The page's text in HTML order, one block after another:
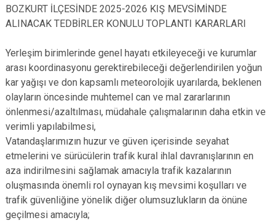
Cide
Devrekani
Doğanyurt
Seydiler
Tosya
BOZKURT İLÇESİNDE 2025-2026 KIŞ MEVSİMİNDE
ALINACAK TEDBİRLER KONULU TOPLANTI KARARLARI
Yerleşim birimlerinde genel hayatı etkileyeceği ve kurumlar
arası koordinasyonu gerektirebileceği değerlendirilen yoğun
kar yağışı ve don kapsamlı meteorolojik uyarılarda, beklenen
olayların öncesinde muhtemel can ve mal zararlarının
önlenmesi/azaltılması, müdahale çalışmalarının daha etkin ve
verimli yapılabilmesi,
Vatandaşlarımızın huzur ve güven içerisinde seyahat
etmelerini ve sürücülerin trafik kural ihlal davranışlarının en
aza indirilmesini sağlamak amacıyla trafik kazalarının
oluşmasında önemli rol oynayan kış mevsimi koşulları ve
trafik güvenliğine yönelik diğer olumsuzlukların da önüne
geçilmesi amacıyla;